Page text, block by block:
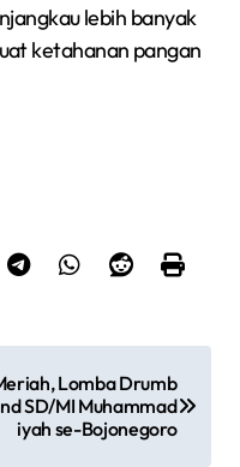
lebih banyak
ketahanan pangan
Lomba Drumb
SD/MI Muhammad
iyah se-Bojonegoro